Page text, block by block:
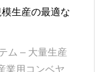
生産の最適な
ム – 大量生産
業用コンベヤ